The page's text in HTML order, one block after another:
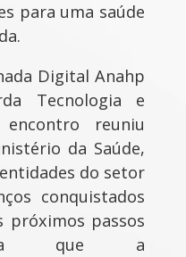
para uma saúde
Digital Anahp
Tecnologia e
reuniu
da Saúde,
do setor
conquistados
próximos passos
que a